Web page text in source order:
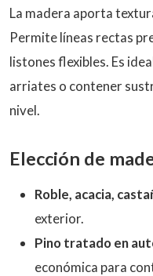
La madera aporta
Permite líneas rectas
listones flexibles. Es
arriates o contener
nivel.
Elección de
Roble, acacia,
exterior.
Pino tratado en
económica para